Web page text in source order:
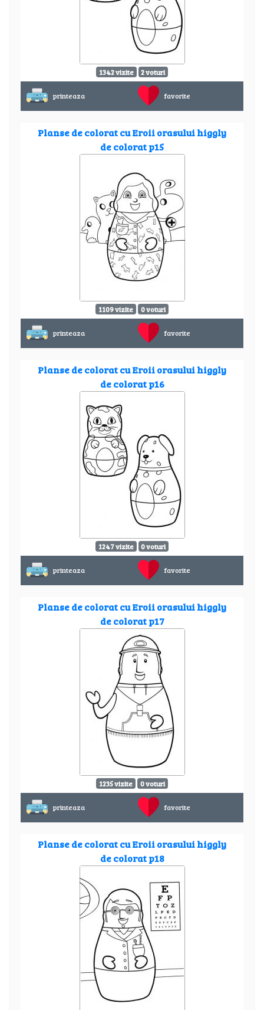
1342 vizite 2 voturi
printeaza favorite
Planse de colorat cu Eroii orasului higgly
de colorat p15
1109 vizite 0 voturi
printeaza favorite
Planse de colorat cu Eroii orasului higgly
de colorat p16
1247 vizite 0 voturi
printeaza favorite
Planse de colorat cu Eroii orasului higgly
de colorat p17
1235 vizite 0 voturi
printeaza favorite
Planse de colorat cu Eroii orasului higgly
de colorat p18